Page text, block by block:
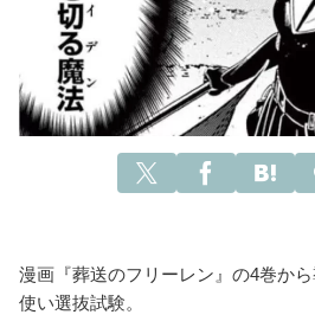
漫画『葬送のフリーレン』の4巻か
使い選抜試験。